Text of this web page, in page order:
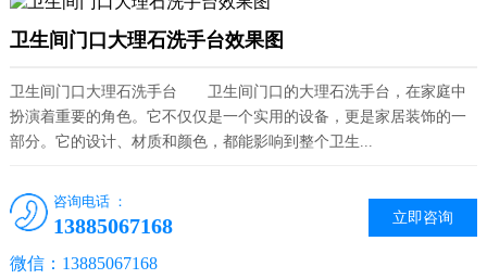
卫生间门口大理石洗手台效果图
卫生间门口大理石洗手台 卫生间门口的大理石洗手台，在家庭中
扮演着重要的角色。它不仅仅是一个实用的设备，更是家居装饰的一
部分。它的设计、材质和颜色，都能影响到整个卫生...
立即咨询
咨询电话 ：
13885067168
微信：13885067168